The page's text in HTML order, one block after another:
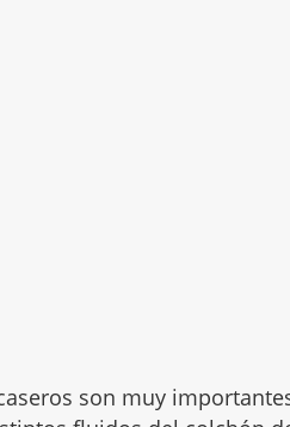
son muy